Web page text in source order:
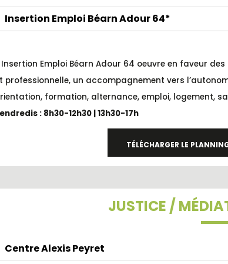
Insertion Emploi Béarn Adour 64*
Emploi Béarn Adour 64 oeuvre en faveur
professionnelle, un accompagnement vers
formation, alternance, emploi, logement,
: 8h30-12h30 | 13h30-17h
TÉLÉCHARGER LE
JUSTICE /
Centre Alexis Peyret